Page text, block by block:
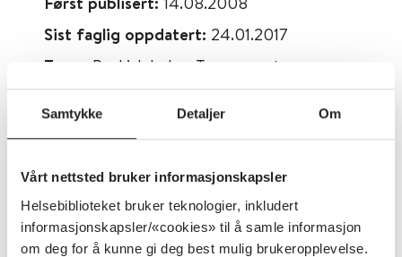
Samtykke Detaljer Om
Vårt nettsted bruker informasjonskapsler
Helsebiblioteket bruker teknologier, inkludert
informasjonskapsler/«cookies» til å samle informasjon
om deg for å kunne gi deg best mulig brukeropplevelse.
Sist faglig oppdatert: 24.01.2017
Tema: Psykisk helse, Traumer, stress og
overgrep
Emner:Posttraumatisk stresslidelse
Dokumenttype:Pasientinformasjon
Utgiver:FN-Veteranenes Landsforbund
Språk:Norsk